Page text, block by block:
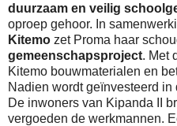
duurzaam en veilig
oproep gehoor. In
Kitemo zet Proma haar
gemeenschapsproject. Met
Kitemo bouwmaterialen en
Nadien wordt geïnvesteerd
De inwoners van Kipanda II
vergoeden de werkmannen.